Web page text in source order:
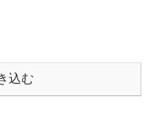
込む